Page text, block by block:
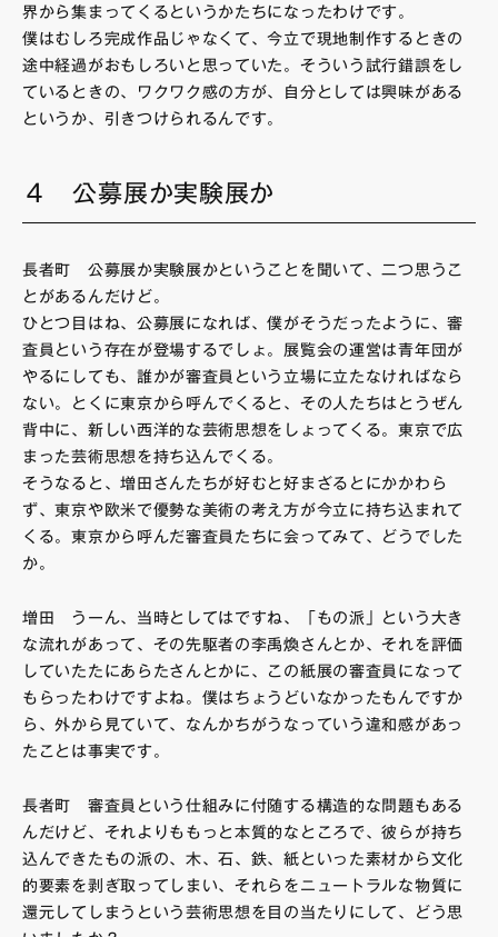
界から集まってくるというかたちになったわけです。
僕はむしろ完成作品じゃなくて、今立で現地制作するときの
途中経過がおもしろいと思っていた。そういう試行錯誤をし
ているときの、ワクワク感の方が、自分としては興味がある
というか、引きつけられるんです。
４ 公募展か実験展か
長者町 公募展か実験展かということを聞いて、二つ思うこ
とがあるんだけど。
ひとつ目はね、公募展になれば、僕がそうだったように、審
査員という存在が登場するでしょ。展覧会の運営は青年団が
やるにしても、誰かが審査員という立場に立たなければなら
ない。とくに東京から呼んでくると、その人たちはとうぜん
背中に、新しい西洋的な芸術思想をしょってくる。東京で広
まった芸術思想を持ち込んでくる。
そうなると、増田さんたちが好むと好まざるとにかかわら
ず、東京や欧米で優勢な美術の考え方が今立に持ち込まれて
くる。東京から呼んだ審査員たちに会ってみて、どうでした
か。
増田 うーん、当時としてはですね、「もの派」という大き
な流れがあって、その先駆者の李禹煥さんとか、それを評価
していたたにあらたさんとかに、この紙展の審査員になって
もらったわけですよね。僕はちょうどいなかったもんですか
ら、外から見ていて、なんかちがうなっていう違和感があっ
たことは事実です。
長者町 審査員という仕組みに付随する構造的な問題もある
んだけど、それよりももっと本質的なところで、彼らが持ち
込んできたもの派の、木、石、鉄、紙といった素材から文化
的要素を剥ぎ取ってしまい、それらをニュートラルな物質に
還元してしまうという芸術思想を目の当たりにして、どう思